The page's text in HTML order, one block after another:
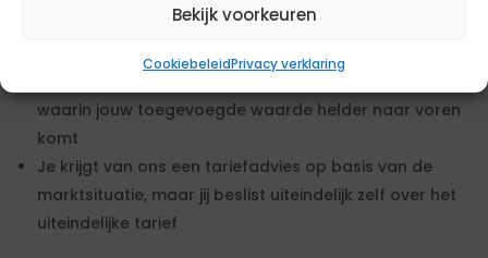
Bekijk voorkeuren
CookiebeleidPrivacy verklaring
motivatie, diploma's, referenties of een VOG, zorgen
wij voor het verzamelen hiervan
waarin jouw toegevoegde waarde helder naar voren
komt
Je krijgt van ons een tariefadvies op basis van de
marktsituatie, maar jij beslist uiteindelijk zelf over het
uiteindelijke tarief